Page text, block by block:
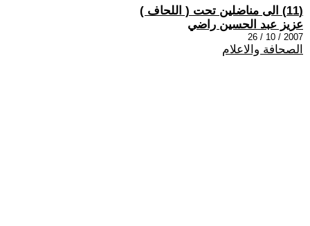
(11) الى مناضلين تحت ( اللحاف )
عزيز عبد الحسين راضي
2007 / 10 / 26
الصحافة والاعلام